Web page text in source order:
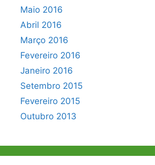
Maio 2016
Abril 2016
Março 2016
Fevereiro 2016
Janeiro 2016
Setembro 2015
Fevereiro 2015
Outubro 2013